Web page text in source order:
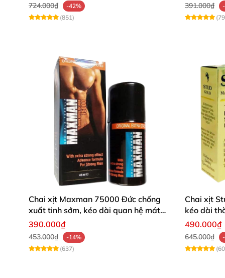
724.000₫
-42%
(851)
391.000₫
Chai xịt Maxman 75000 Đức chống
xuất tinh sớm, kéo dài quan hệ mát
lạnh bạc hà
390.000₫
453.000₫
-14%
(637)
Chai xịt
kéo dài
490.000₫
645.000₫